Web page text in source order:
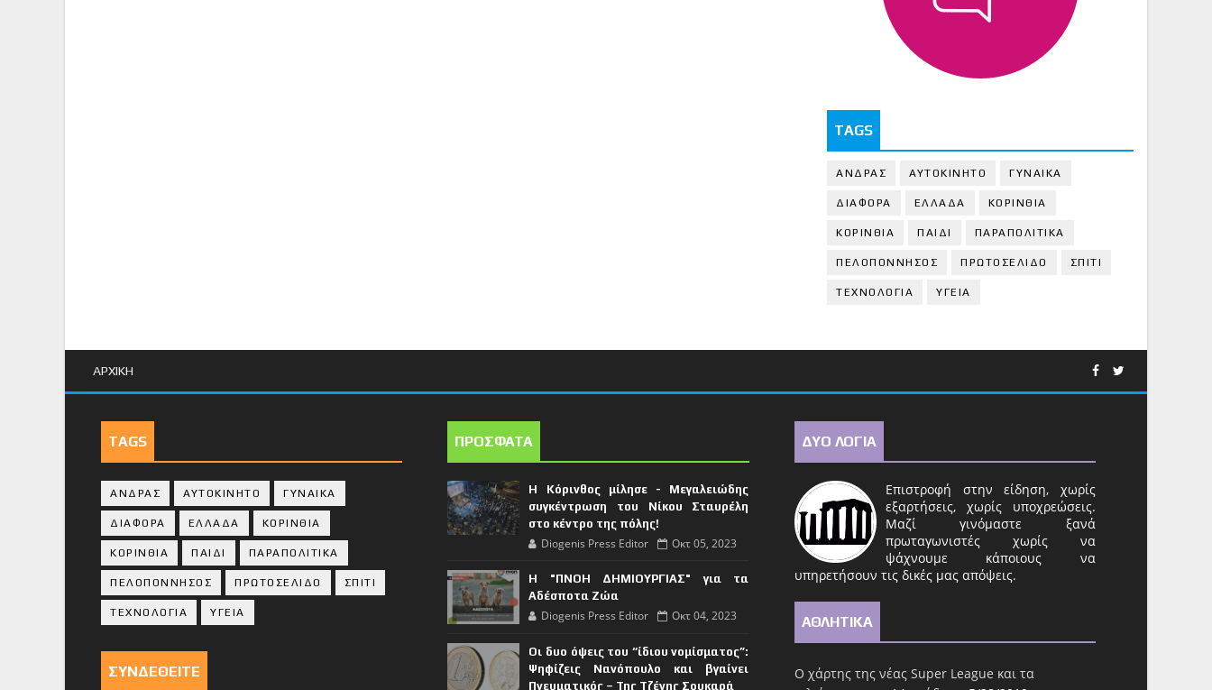
TAGS
ΑΝΔΡΑΣ ΑΥΤΟΚΙΝΗΤΟ ΓΥΝΑΙΚΑ
ΔΙΑΦΟΡΑ ΕΛΛΑΔΑ ΚΟΡΙΝΘΙΑ
ΚΟΡΙΝΘΙA ΠΑΙΔΙ ΠΑΡΑΠΟΛΙΤΙΚΑ
ΠΕΛΟΠΟΝΝΗΣΟΣ ΠΡΩΤΟΣΕΛΙΔΟ ΣΠΙΤΙ
ΤΕΧΝΟΛΟΓΙΑ ΥΓΕΙΑ
ΑΡΧΙΚΗ
TAGS
ΑΝΔΡΑΣ ΑΥΤΟΚΙΝΗΤΟ ΓΥΝΑΙΚΑ
ΔΙΑΦΟΡΑ ΕΛΛΑΔΑ ΚΟΡΙΝΘΙΑ
ΚΟΡΙΝΘΙA ΠΑΙΔΙ ΠΑΡΑΠΟΛΙΤΙΚΑ
ΠΕΛΟΠΟΝΝΗΣΟΣ ΠΡΩΤΟΣΕΛΙΔΟ ΣΠΙΤΙ
ΤΕΧΝΟΛΟΓΙΑ ΥΓΕΙΑ
ΣΥΝΔΕΘΕΙΤΕ
ΠΡΟΣΦΑΤΑ
Η Κόρινθος μίλησε - Μεγαλειώδης
συγκέντρωση του Νίκου Σταυρέλη
στο κέντρο της πόλης!
Diogenis Press Editor Οκτ 05, 2023
Η "ΠΝΟΗ ΔΗΜΙΟΥΡΓΙΑΣ" για τα
Αδέσποτα Ζώα
Diogenis Press Editor Οκτ 04, 2023
Οι δυο όψεις του “ίδιου νομίσματος”:
Ψηφίζεις Νανόπουλο και βγαίνει
Πνευματικός – Της Τζένης Σουκαρά
ΔΥΟ ΛΟΓΙΑ
Επιστροφή στην είδηση, χωρίς
εξαρτήσεις, χωρίς υποχρεώσεις.
Μαζί γινόμαστε ξανά
πρωταγωνιστές χωρίς να
ψάχνουμε κάποιους να
υπηρετήσουν τις δικές μας απόψεις.
ΑΘΛΗΤΙΚΑ
Ο χάρτης της νέας Super League και τα